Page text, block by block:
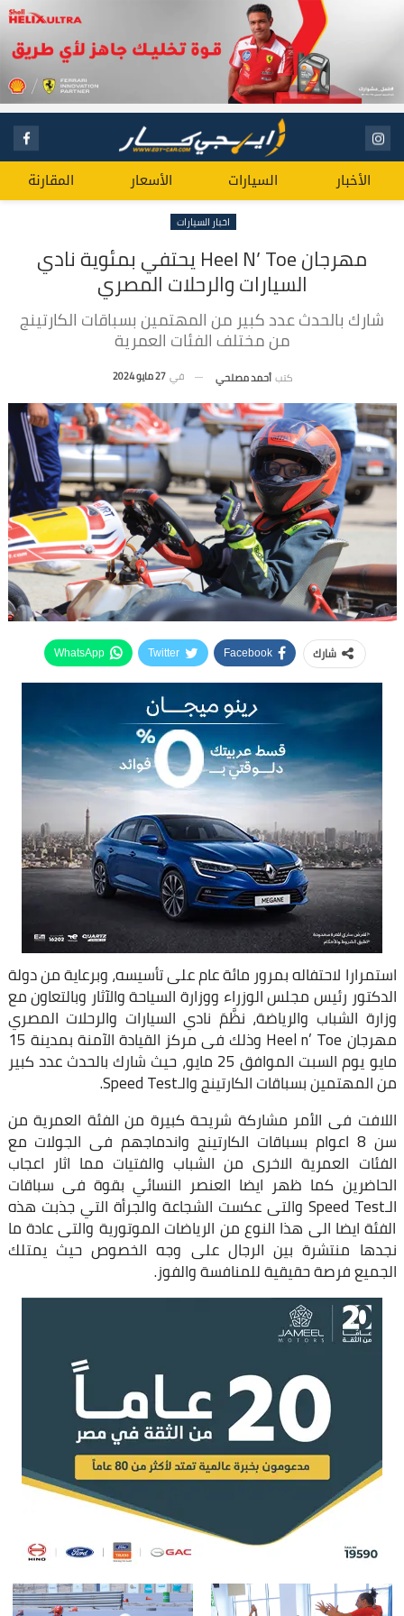
الأخبار السيارات الأسعار المقارنة
اخبار السيارات
مهرجان Heel N’ Toe يحتفي بمئوية نادي
السيارات والرحلات المصري
شارك بالحدث عدد كبير من المهتمين بسباقات الكارتينج
من مختلف الفئات العمرية
كتب أحمد مصلحي في 27 مايو 2024
شارك Facebook
Twitter
WhatsApp
استمرارا لاحتفاله بمرور مائة عام على تأسيسه، وبرعاية من دولة
الدكتور رئيس مجلس الوزراء ووزارة السياحة والآثار وبالتعاون مع
وزارة الشباب والرياضة، نظَّمَ نادي السيارات والرحلات المصري
مهرجان Heel n’ Toe وذلك فى مركز القيادة الآمنة بمدينة 15
مايو يوم السبت الموافق 25 مايو، حيث شارك بالحدث عدد كبير
من المهتمين بسباقات الكارتينج والـSpeed Test.
اللافت فى الأمر مشاركة شريحة كبيرة من الفئة العمرية من
سن 8 اعوام بسباقات الكارتينج واندماجهم فى الجولات مع
الفئات العمرية الاخرى من الشباب والفتيات مما اثار اعجاب
الحاضرين كما ظهر ايضا العنصر النسائي بقوة فى سباقات
الـSpeed Test والتى عكست الشجاعة والجرأة التي جذبت هذه
الفئة ايضا الى هذا النوع من الرياضات الموتورية والتى عادة ما
نجدها منتشرة بين الرجال على وجه الخصوص حيث يمتلك
الجميع فرصة حقيقية للمنافسة والفوز.